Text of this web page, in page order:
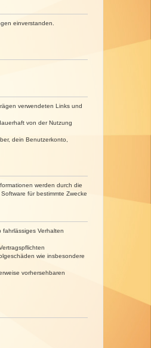
einverstanden.
verwendeten Links und
von der Nutzung
dein Benutzerkonto,
werden durch die
für bestimmte Zwecke
Verhalten
wie insbesondere
vorhersehbaren